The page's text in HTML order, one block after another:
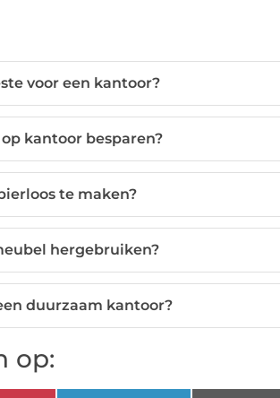
voor een kantoor?
kantoor besparen?
te maken?
hergebruiken?
duurzaam kantoor?
op: